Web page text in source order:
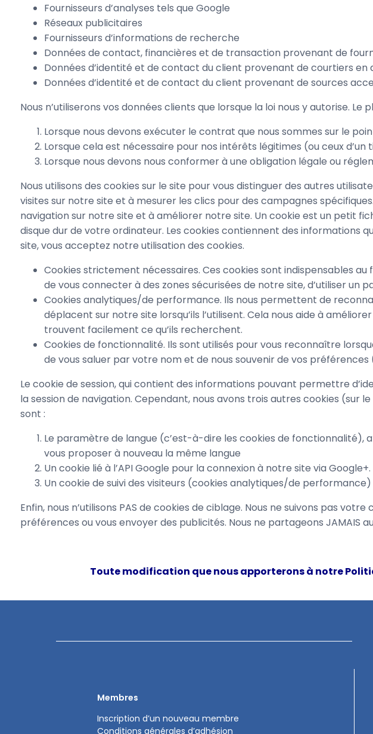
Fournisseurs d’analyses tels que Google
Réseaux publicitaires
Fournisseurs d’informations de recherche
Données de contact, financières et de transaction provenant de
Données d’identité et de contact du client provenant de courtiers en
Données d’identité et de contact du client provenant de sources
Nous n’utiliserons vos données clients que lorsque la loi nous y autorise.
Lorsque nous devons exécuter le contrat que nous sommes sur le
Lorsque cela est nécessaire pour nos intérêts légitimes (ou ceux
Lorsque nous devons nous conformer à une obligation légale ou
Nous utilisons des cookies sur le site pour vous distinguer des autres
visites sur notre site et à mesurer les clics pour des campagnes
navigation sur notre site et à améliorer notre site. Un cookie est un petit
disque dur de votre ordinateur. Les cookies contiennent des informations
site, vous acceptez notre utilisation des cookies.
Cookies strictement nécessaires. Ces cookies sont indispensables
de vous connecter à des zones sécurisées de notre site, d’utiliser
Cookies analytiques/de performance. Ils nous permettent de
déplacent sur notre site lorsqu’ils l’utilisent. Cela nous aide à
trouvent facilement ce qu’ils recherchent.
Cookies de fonctionnalité. Ils sont utilisés pour vous reconnaître
de vous saluer par votre nom et de nous souvenir de vos
Le cookie de session, qui contient des informations pouvant permettre
la session de navigation. Cependant, nous avons trois autres cookies (sur
sont :
Le paramètre de langue (c’est-à-dire les cookies de fonctionnalité),
vous proposer à nouveau la même langue
Un cookie lié à l’API Google pour la connexion à notre site via Google+.
Un cookie de suivi des visiteurs (cookies analytiques/de
Enfin, nous n’utilisons PAS de cookies de ciblage. Nous ne suivons pas
préférences ou vous envoyer des publicités. Nous ne partageons JAMAIS
Toute modification que nous apporterons à notre
Membres
Inscription d’un nouveau membre
Conditions générales d’adhésion